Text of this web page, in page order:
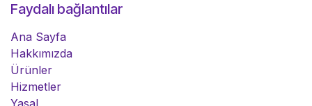
Faydalı bağlantılar
Ana Sayfa
Hakkımızda
Ürünler
Hizmetler
Yasal